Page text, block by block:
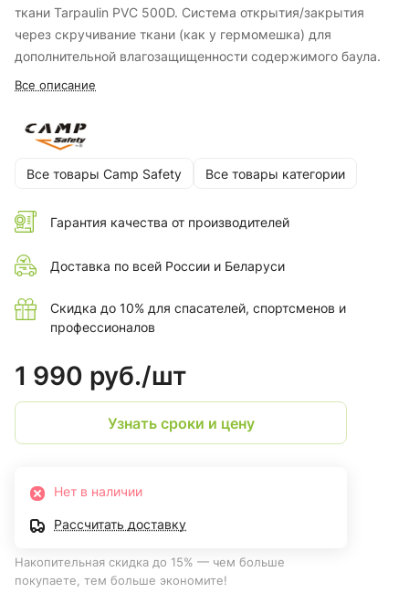
ткани Tarpaulin PVC 500D. Система открытия/закрытия
через скручивание ткани (как у гермомешка) для
дополнительной влагозащищенности содержимого баула.
Все описание
Все товары Camp Safety Все товары категории
Гарантия качества от производителей
Доставка по всей России и Беларуси
Скидка до 10% для спасателей, спортсменов и
профессионалов
1 990 руб./шт
Узнать сроки и цену
Нет в наличии
Рассчитать доставку
Накопительная скидка до 15% — чем больше
покупаете, тем больше экономите!